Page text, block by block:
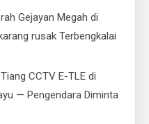
Gejayan Megah di
rusak Terbengkalai
CCTV E-TLE di
— Pengendara Diminta